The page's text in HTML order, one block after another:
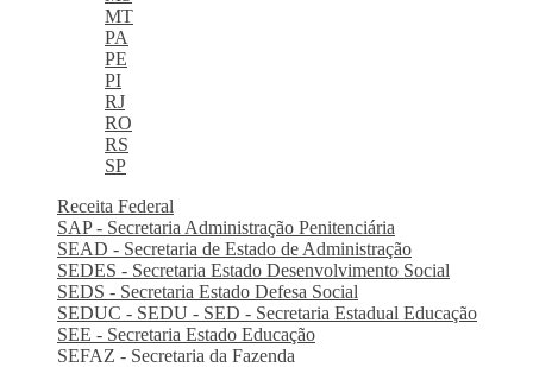
MT
PA
PE
PI
RJ
RO
RS
SP
Receita Federal
SAP - Secretaria Administração Penitenciária
SEAD - Secretaria de Estado de Administração
SEDES - Secretaria Estado Desenvolvimento Social
SEDS - Secretaria Estado Defesa Social
SEDUC - SEDU - SED - Secretaria Estadual Educação
SEE - Secretaria Estado Educação
SEFAZ - Secretaria da Fazenda